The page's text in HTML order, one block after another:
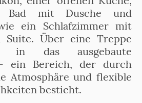
Bad mit Dusche und
ein Schlafzimmer mit
Suite. Über eine Treppe
in das ausgebaute
– ein Bereich, der durch
Atmosphäre und flexible
besticht.